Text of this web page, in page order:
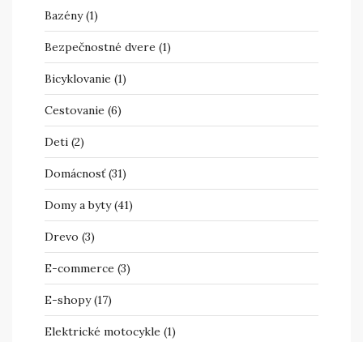
Bazény(1)
Bezpečnostné dvere (1)
Bicyklovanie (1)
Cestovanie (6)
Deti (2)
Domácnosť(31)
Domy a byty(41)
Drevo (3)
E-commerce (3)
E-shopy(17)
Elektrické motocykle (1)